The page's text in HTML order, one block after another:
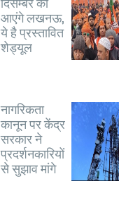
आएंगे लखनऊ,
ये है प्रस्तावित
शेड्यूल
नागरिकता
कानून पर केंद्र
सरकार ने
प्रदर्शनकारियों
से सुझाव मांगे